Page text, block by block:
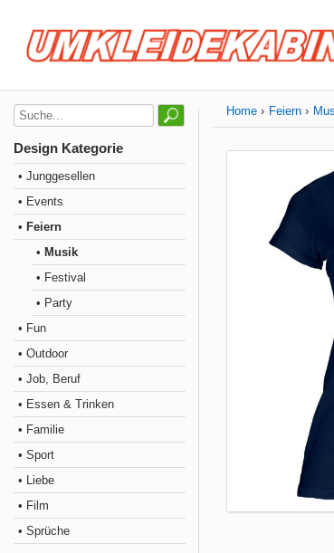
Design Kategorie
• Junggesellen
• Events
• Feiern
• Musik
• Festival
• Party
• Fun
• Outdoor
• Job, Beruf
• Essen & Trinken
• Familie
• Sport
• Liebe
• Film
• Sprüche
Home Feiern